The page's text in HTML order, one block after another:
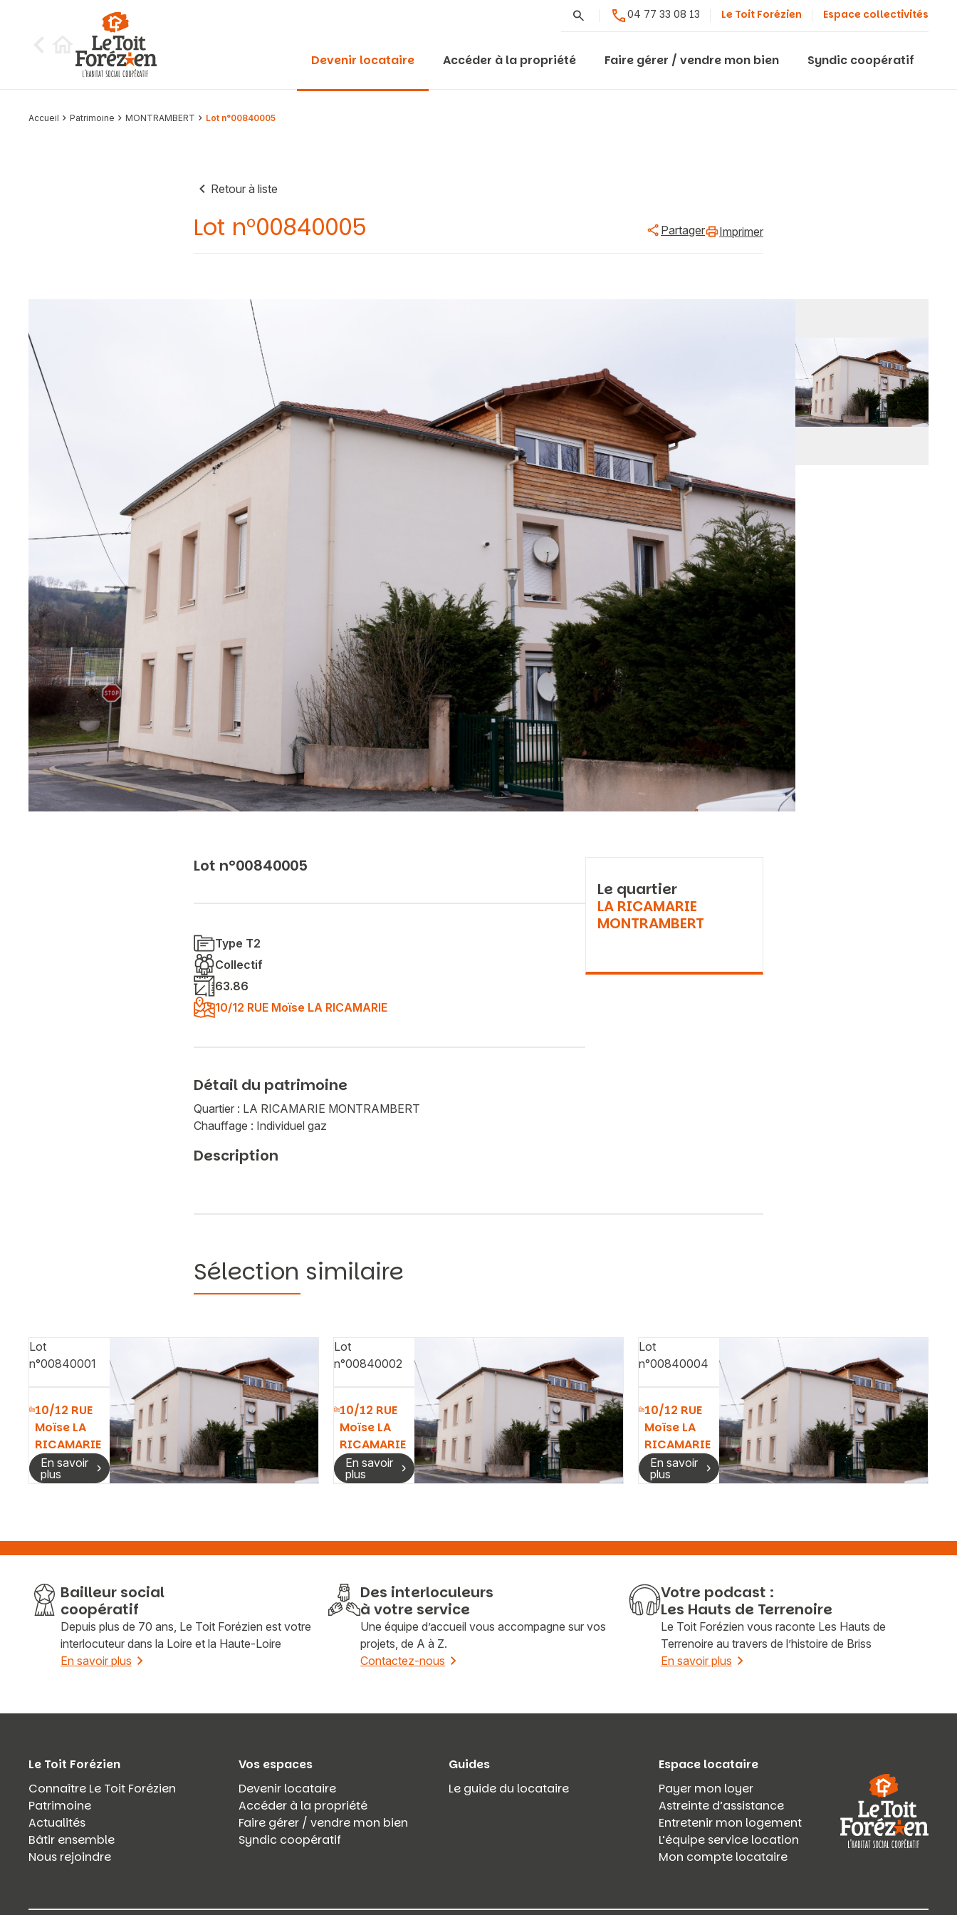
Rechercher04 77 33 08 13 Le Toit Forézien Espace collectivités
Devenir locataire Accéder à la propriété Faire gérer / vendre mon bien Syndic coopératif
Rechercher
Accueil Patrimoine MONTRAMBERT Lot n°00840005
Retour à liste
Lot n°00840005 Partager Imprimer
Lot n°00840005
Type T2
Collectif
63.86
10/12 RUE Moïse LA RICAMARIE
Détail du patrimoine
Quartier : LA RICAMARIE MONTRAMBERT
Chauffage : Individuel gaz
Description
Le quartier
LA RICAMARIE
MONTRAMBERT
Sélection similaire
Lot
n°00840001
10/12 RUE
Moïse LA
RICAMARIE
En savoir
plus
Lot
n°00840002
10/12 RUE
Moïse LA
RICAMARIE
En savoir
plus
Lot
n°00840004
10/12 RUE
Moïse LA
RICAMARIE
En savoir
plus
Bailleur social
coopératif
Depuis plus de 70 ans, Le Toit Forézien est votre
interlocuteur dans la Loire et la Haute-Loire
En savoir plus
Des interloculeurs
à votre service
Une équipe d’accueil vous accompagne sur vos
projets, de A à Z.
Contactez-nous
Votre podcast :
Les Hauts de Terrenoire
Le Toit Forézien vous raconte Les Hauts de
Terrenoire au travers de l’histoire de Briss
En savoir plus
Le Toit Forézien
Connaître Le Toit Forézien
Patrimoine
Actualités
Bâtir ensemble
Nous rejoindre
Vos espaces
Devenir locataire
Accéder à la propriété
Faire gérer / vendre mon bien
Syndic coopératif
Guides
Le guide du locataire
Espace locataire
Payer mon loyer
Astreinte d’assistance
Entretenir mon logement
L’équipe service location
Mon compte locataire